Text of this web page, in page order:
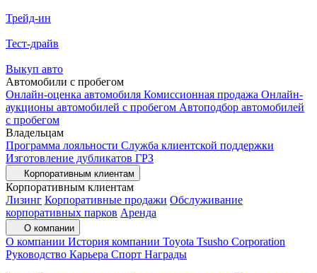
Трейд-ин
Тест-драйв
Выкуп авто
Автомобили с пробегом
Онлайн-оценка автомобиля Комиссионная продажа Онлайн-
аукционы автомобилей с пробегом Автоподбор автомобилей
с пробегом
Владельцам
Программа лояльности Служба клиентской поддержки
Изготовление дубликатов ГРЗ
Корпоративным клиентам
Корпоративным клиентам
Лизинг Корпоративные продажи Обслуживание
корпоративных парков Аренда
О компании
О компании История компании Toyota Tsusho Corporation
Руководство Карьера Спорт Награды